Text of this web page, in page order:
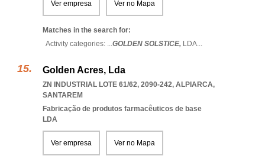
Ver empresa Ver no Mapa
Matches in the search for:
Activity categories: ...GOLDEN SOLSTICE, LDA...
Golden Acres, Lda
ZN INDUSTRIAL LOTE 61/62, 2090-242, ALPIARCA,
SANTAREM
Fabricação de produtos farmacêuticos de base
LDA
Ver empresa Ver no Mapa